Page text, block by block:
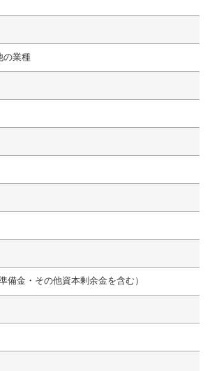
業種
備金・その他資本剰余金を含む）